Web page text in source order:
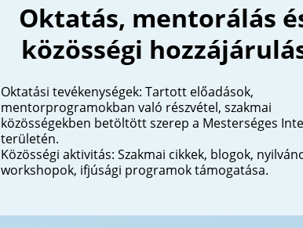
Oktatás, mentorálás
közösségi
Oktatási tevékenységek: Tartott előadások,
mentorprogramokban való részvétel, szakmai
közösségekben betöltött szerep a Mesterséges
területén.
Közösségi aktivitás: Szakmai cikkek, blogok,
workshopok, ifjúsági programok támogatása.